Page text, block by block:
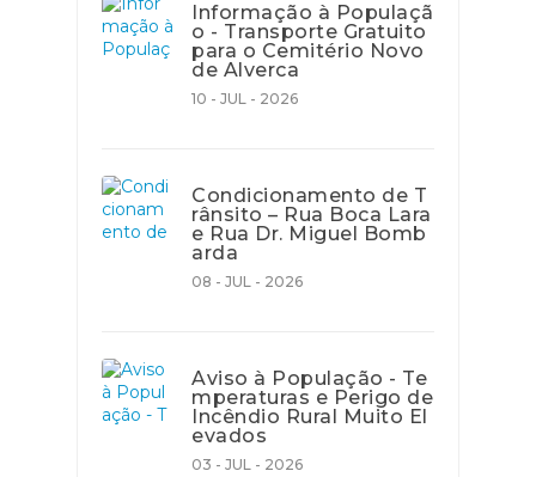
Informação à Populaçã
o - Transporte Gratuito
para o Cemitério Novo
de Alverca
10 - JUL - 2026
Condicionamento de T
rânsito – Rua Boca Lara
e Rua Dr. Miguel Bomb
arda
08 - JUL - 2026
Aviso à População - Te
mperaturas e Perigo de
Incêndio Rural Muito El
evados
03 - JUL - 2026